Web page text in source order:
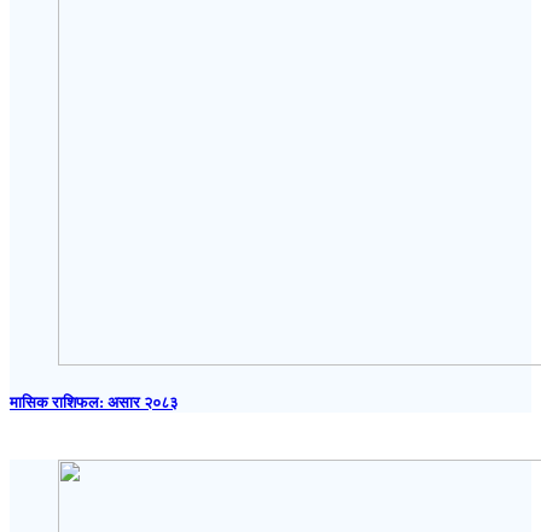
मासिक राशिफल: असार २०८३